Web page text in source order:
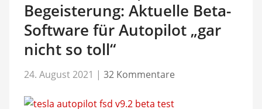
Begeisterung: Aktuelle Beta-
Software für Autopilot „gar
nicht so toll“
24. August 2021 | 32 Kommentare